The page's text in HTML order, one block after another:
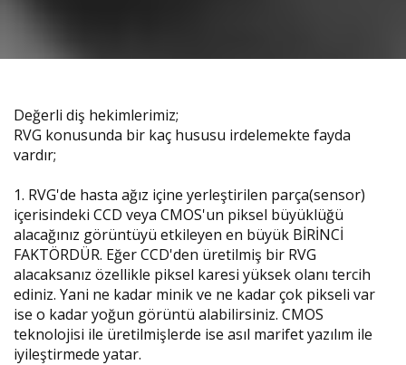
Değerli diş hekimlerimiz;
RVG konusunda bir kaç hususu irdelemekte fayda
vardır;
1. RVG'de hasta ağız içine yerleştirilen parça(sensor)
içerisindeki CCD veya CMOS'un piksel büyüklüğü
alacağınız görüntüyü etkileyen en büyük BİRİNCİ
FAKTÖRDÜR. Eğer CCD'den üretilmiş bir RVG
alacaksanız özellikle piksel karesi yüksek olanı tercih
ediniz. Yani ne kadar minik ve ne kadar çok pikseli var
ise o kadar yoğun görüntü alabilirsiniz. CMOS
teknolojisi ile üretilmişlerde ise asıl marifet yazılım ile
iyileştirmede yatar.